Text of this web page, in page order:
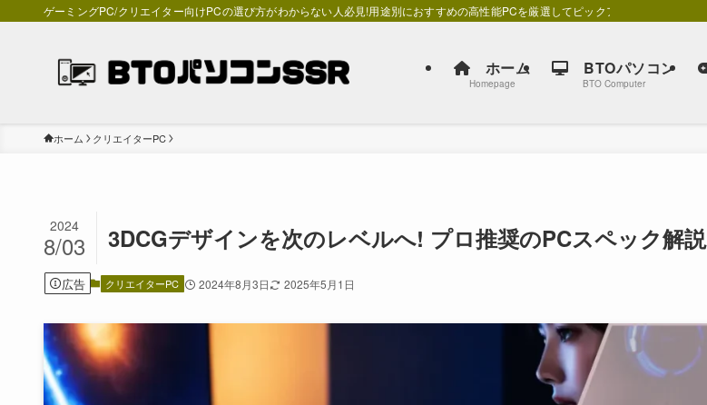
ゲーミングPC/クリエイター向けPCの選び方がわからない人必見!用途別におすすめの高性能PCを厳選してピックアップしています。
ホーム
Homepage
BTOパソコン
BTO Computer
ホーム クリエイターPC
3DCGデザインを次のレベルへ! プロ推奨のPCスペック解説
2024
8/03
広告 クリエイターPC 2024年8月3日 2025年5月1日